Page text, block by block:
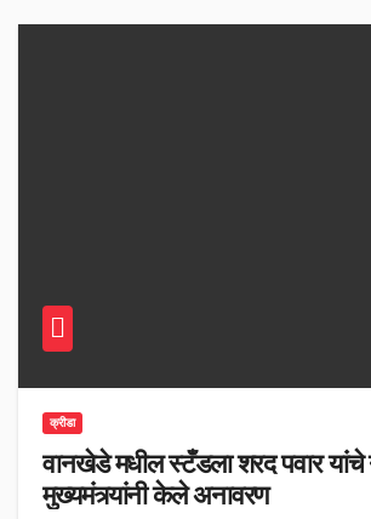
क्रीडा
वानखेडे मधील स्टँडला शरद पवार यांचे
मुख्यमंत्र्यांनी केले अनावरण